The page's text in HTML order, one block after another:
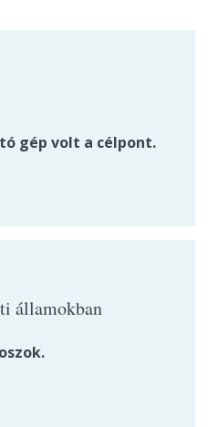
gép volt a célpont.
államokban